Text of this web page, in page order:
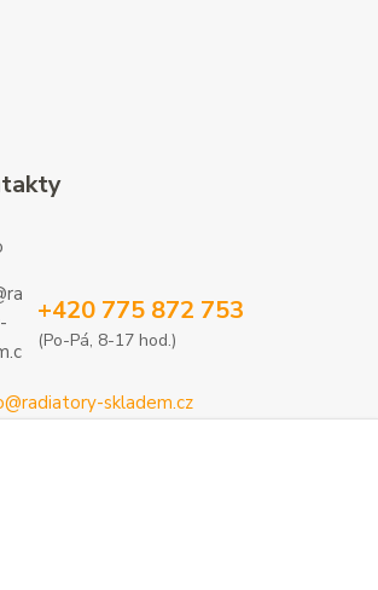
+420 775 872 753
(Po-Pá, 8-17 hod.)
skladem.cz